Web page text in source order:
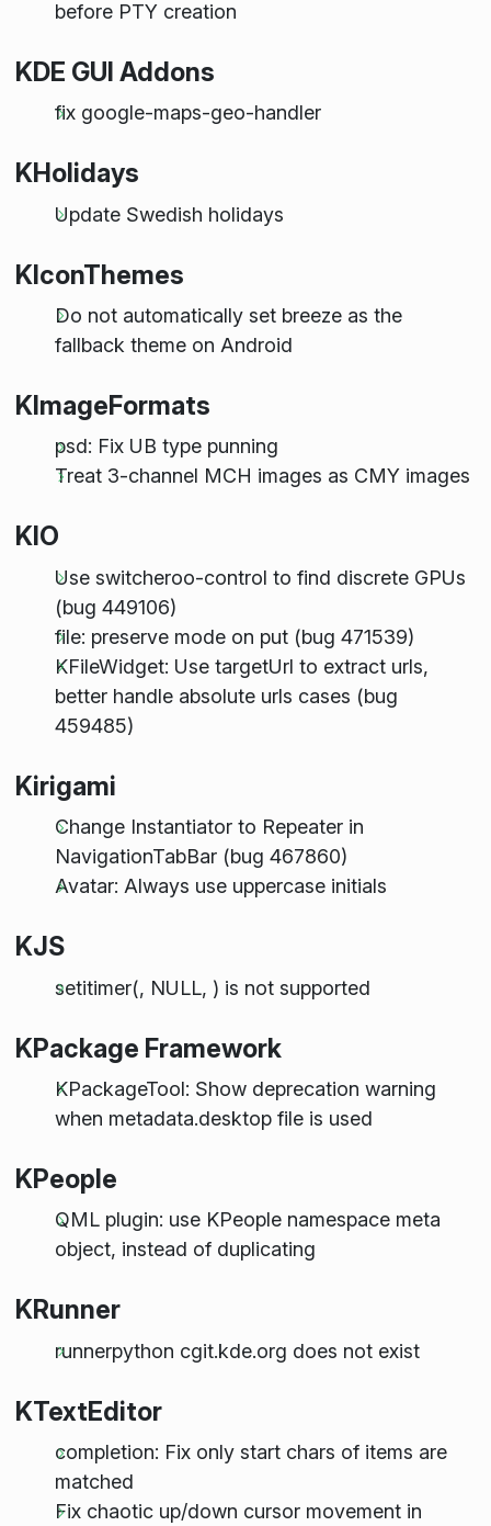
before PTY creation
KDE GUI Addons
fix google-maps-geo-handler
KHolidays
Update Swedish holidays
KIconThemes
Do not automatically set breeze as the
fallback theme on Android
KImageFormats
psd: Fix UB type punning
Treat 3-channel MCH images as CMY images
KIO
Use switcheroo-control to find discrete GPUs
(bug 449106)
file: preserve mode on put (bug 471539)
KFileWidget: Use targetUrl to extract urls,
better handle absolute urls cases (bug
459485)
Kirigami
Change Instantiator to Repeater in
NavigationTabBar (bug 467860)
Avatar: Always use uppercase initials
KJS
setitimer(, NULL, ) is not supported
KPackage Framework
KPackageTool: Show deprecation warning
when metadata.desktop file is used
KPeople
QML plugin: use KPeople namespace meta
object, instead of duplicating
KRunner
runnerpython cgit.kde.org does not exist
KTextEditor
completion: Fix only start chars of items are
matched
Fix chaotic up/down cursor movement in